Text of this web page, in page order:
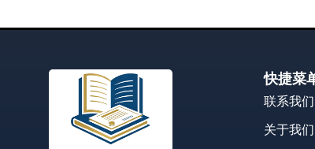
快捷菜
联系我们
关于我们